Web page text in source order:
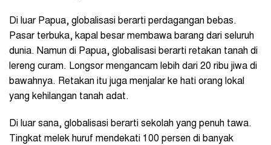
Di luar Papua, globalisasi berarti perdagangan bebas.
Pasar terbuka, kapal besar membawa barang dari seluruh
dunia. Namun di Papua, globalisasi berarti retakan tanah di
lereng curam. Longsor mengancam lebih dari 20 ribu jiwa di
bawahnya. Retakan itu juga menjalar ke hati orang lokal
yang kehilangan tanah adat.
Di luar sana, globalisasi berarti sekolah yang penuh tawa.
Tingkat melek huruf mendekati 100 persen di banyak